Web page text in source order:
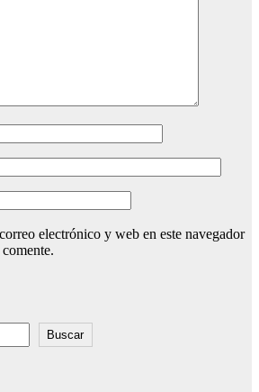
electrónico y web en este navegador
Buscar